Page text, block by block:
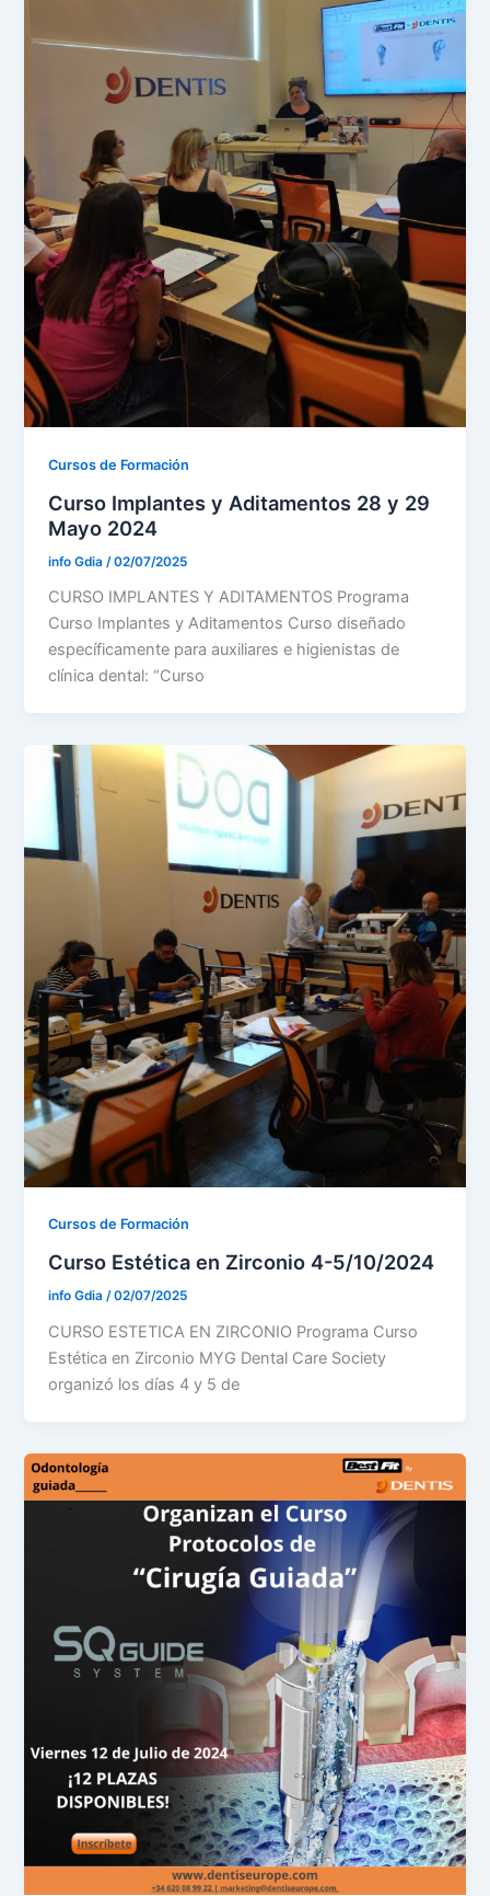
Cursos de Formación
Curso Implantes y Aditamentos 28 y 29
Mayo 2024
info Gdia /02/07/2025
CURSO IMPLANTES Y ADITAMENTOS Programa
Curso Implantes y Aditamentos Curso diseñado
específicamente para auxiliares e higienistas de
clínica dental: “Curso
Cursos de Formación
Curso Estética en Zirconio 4-5/10/2024
info Gdia/02/07/2025
CURSO ESTETICA EN ZIRCONIO Programa Curso
Estética en Zirconio MYG Dental Care Society
organizó los días 4 y 5 de